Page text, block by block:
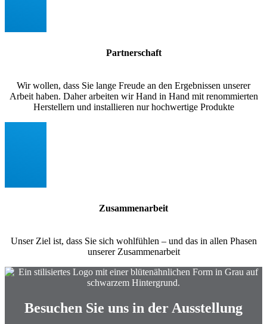
Partnerschaft
Wir wollen, dass Sie lange Freude an den Ergebnissen unserer
Arbeit haben. Daher arbeiten wir Hand in Hand mit renommierten
Herstellern und installieren nur hochwertige Produkte
Zusammenarbeit
Unser Ziel ist, dass Sie sich wohlfühlen – und das in allen Phasen
unserer Zusammenarbeit
Besuchen Sie uns in der Ausstellung